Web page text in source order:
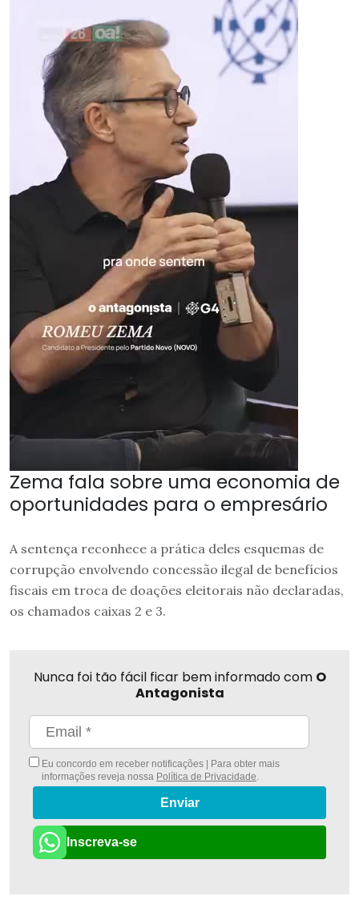
Zema fala sobre uma economia de
oportunidades para o empresário
A sentença reconhece a prática deles esquemas de
corrupção envolvendo concessão ilegal de benefícios
fiscais em troca de doações eleitorais não declaradas,
os chamados caixas 2 e 3.
Nunca foi tão fácil ficar bem informado com O
Antagonista
Eu concordo em receber notificações | Para obter mais
informações reveja nossa Política de Privacidade.
Enviar
Inscreva-se